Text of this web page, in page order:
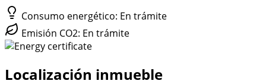
Consumo energético: En trámite
Emisión CO2: En trámite
Localización inmueble